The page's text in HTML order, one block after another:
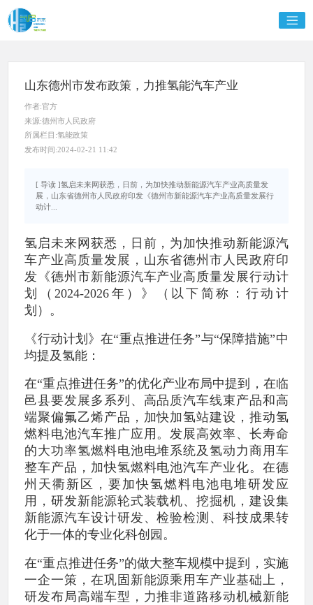
山东德州市发布政策，力推氢能汽车产业
作者:官方
来源:德州市人民政府
所属栏目:氢能政策
发布时间:2024-02-21 11:42
[ 导读 ]氢启未来网获悉，日前，为加快推动新能源汽车产业高质量发
展，山东省德州市人民政府印发《德州市新能源汽车产业高质量发展行
动计...
氢启未来网获悉，日前，为加快推动新能源汽
车产业高质量发展，山东省德州市人民政府印
发《德州市新能源汽车产业高质量发展行动计
划（2024-2026年）》（以下简称：行动计
划）。
《行动计划》在“重点推进任务”与“保障措施”中
均提及氢能：
在“重点推进任务”的优化产业布局中提到，在临
邑县要发展多系列、高品质汽车线束产品和高
端聚偏氟乙烯产品，加快加氢站建设，推动氢
燃料电池汽车推广应用。发展高效率、长寿命
的大功率氢燃料电池电堆系统及氢动力商用车
整车产品，加快氢燃料电池汽车产业化。在德
州天衢新区，要加快氢燃料电池电堆研发应
用，研发新能源轮式装载机、挖掘机，建设集
新能源汽车设计研发、检验检测、科技成果转
化于一体的专业化科创园。
在“重点推进任务”的做大整车规模中提到，实施
一企一策，在巩固新能源乘用车产业基础上，
研发布局高端车型，力推非道路移动机械新能